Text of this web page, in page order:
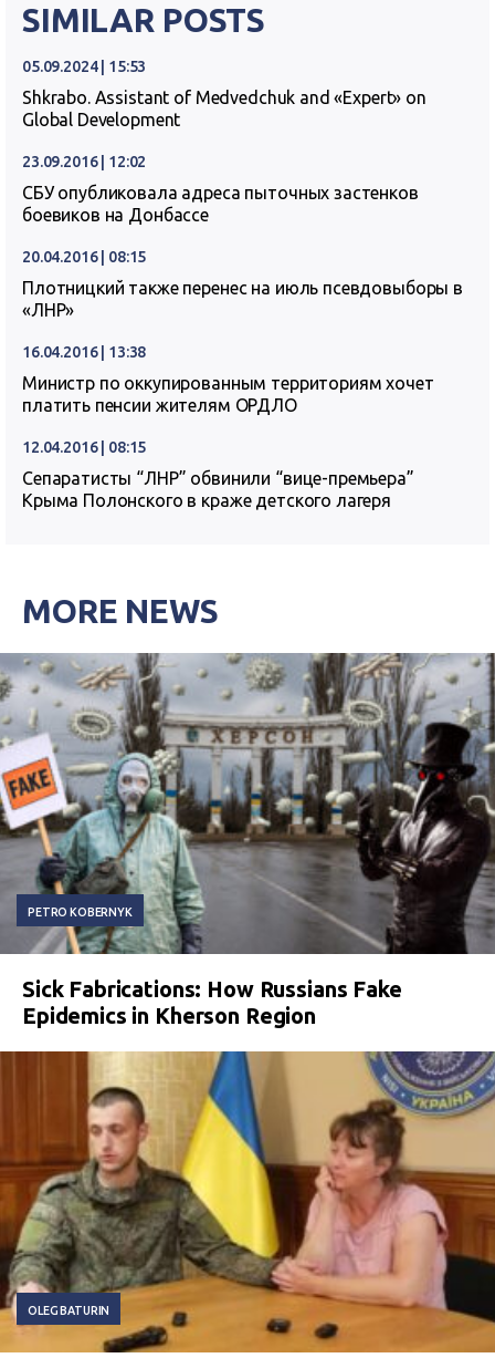
SIMILAR POSTS
05.09.2024 | 15:53
Shkrabo. Assistant of Medvedchuk and «Expert» on
Global Development
23.09.2016 | 12:02
СБУ опубликовала адреса пыточных застенков
боевиков на Донбассе
20.04.2016 | 08:15
Плотницкий также перенес на июль псевдовыборы в
«ЛНР»
16.04.2016 | 13:38
Министр по оккупированным территориям хочет
платить пенсии жителям ОРДЛО
12.04.2016 | 08:15
Сепаратисты “ЛНР” обвинили “вице-премьера”
Крыма Полонского в краже детского лагеря
MORE NEWS
PETRO KOBERNYK
Sick Fabrications: How Russians Fake
Epidemics in Kherson Region
OLEG BATURIN